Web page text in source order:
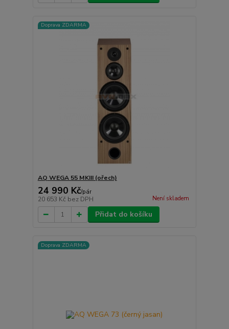
Doprava ZDARMA
AQ WEGA 55 MKIII (ořech)
24 990 Kč/pár
20 653 Kč bez DPH Není skladem
Přidat do košíku
Doprava ZDARMA